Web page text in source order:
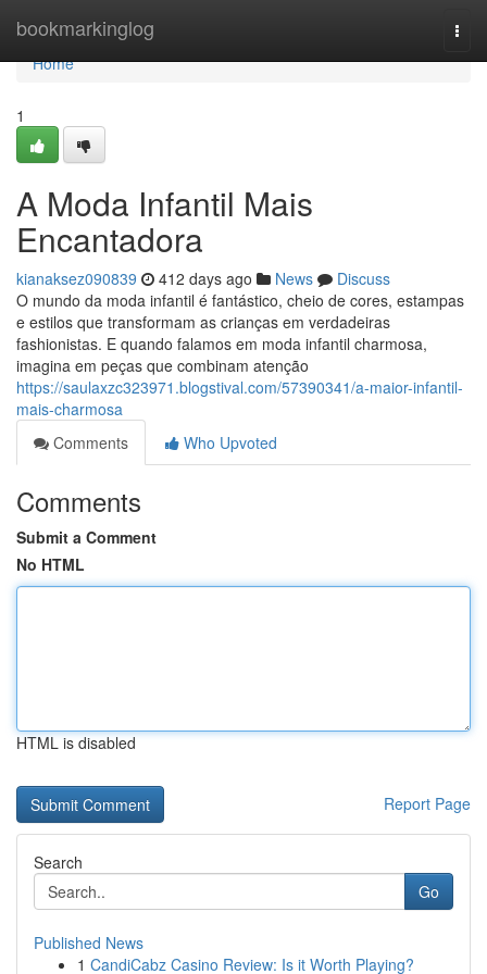
bookmarkinglog
Home
Home
1
A Moda Infantil Mais
Encantadora
kianaksez090839 412 days ago News
Discuss
O mundo da moda infantil é fantástico, cheio de cores, estampas
e estilos que transformam as crianças em verdadeiras
fashionistas. E quando falamos em moda infantil charmosa,
imagina em peças que combinam atenção
https://saulaxzc323971.blogstival.com/57390341/a-maior-infantil-
mais-charmosa
Comments
Who Upvoted
Comments
Submit a Comment
No HTML
HTML is disabled
Report Page
Search
Go
Published News
1 CandiCabz Casino Review: Is it Worth Playing?